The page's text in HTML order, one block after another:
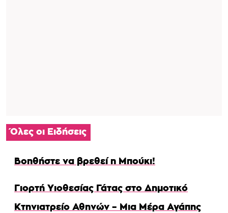
Όλες οι Ειδήσεις
Βοηθήστε να βρεθεί η Μπούκι!
Γιορτή Υιοθεσίας Γάτας στο Δημοτικό
Κτηνιατρείο Αθηνών – Μια Μέρα Αγάπης